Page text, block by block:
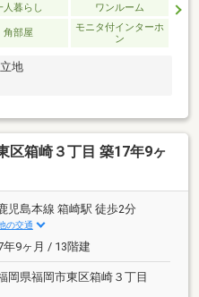
人暮らし ワンルーム
角部屋
モニタ付インターホ
ン
地
区箱崎３丁目 築17年9ヶ
児島本線 箱崎駅 徒歩2分
の交通
年9ヶ月 / 13階建
岡県福岡市東区箱崎３丁目